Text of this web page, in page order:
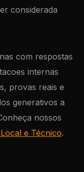
considerada
com respostas
internas
provas reais e
generativos a
nossos
e Técnico.